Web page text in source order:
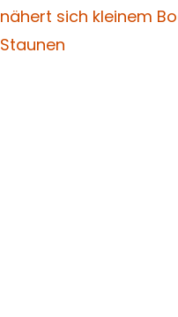
nähert sich kleinem
Staunen